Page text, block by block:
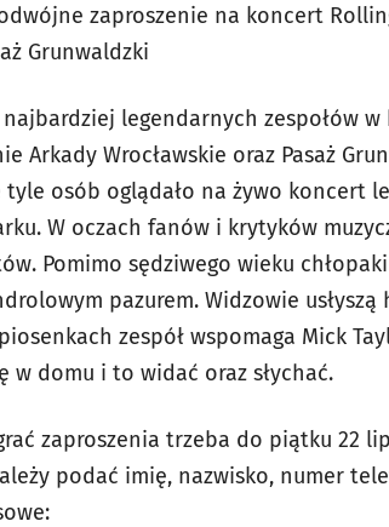
zaproszenie na koncert
Grunwaldzki
najbardziej legendarnych zespołów
Arkady Wrocławskie oraz Pasaż
tyle osób oglądało na żywo koncert
W oczach fanów i krytyków
Pomimo sędziwego wieku
pazurem. Widzowie
zespół wspomaga Mick
w domu i to widać oraz słychać.
zaproszenia trzeba do piątku 22
podać imię, nazwisko, numer